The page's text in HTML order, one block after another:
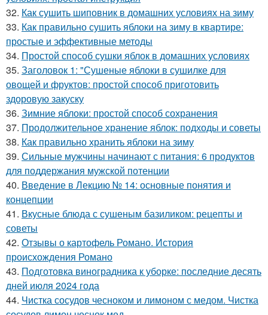
32. Как сушить шиповник в домашних условиях на зиму
33. Как правильно сушить яблоки на зиму в квартире:
простые и эффективные методы
34. Простой способ сушки яблок в домашних условиях
35. Заголовок 1: "Сушеные яблоки в сушилке для
овощей и фруктов: простой способ приготовить
здоровую закуску
36. Зимние яблоки: простой способ сохранения
37. Продолжительное хранение яблок: подходы и советы
38. Как правильно хранить яблоки на зиму
39. Сильные мужчины начинают с питания: 6 продуктов
для поддержания мужской потенции
40. Введение в Лекцию № 14: основные понятия и
концепции
41. Вкусные блюда с сушеным базиликом: рецепты и
советы
42. Отзывы о картофель Романо. История
происхождения Романо
43. Подготовка виноградника к уборке: последние десять
дней июля 2024 года
44. Чистка сосудов чесноком и лимоном с медом. Чистка